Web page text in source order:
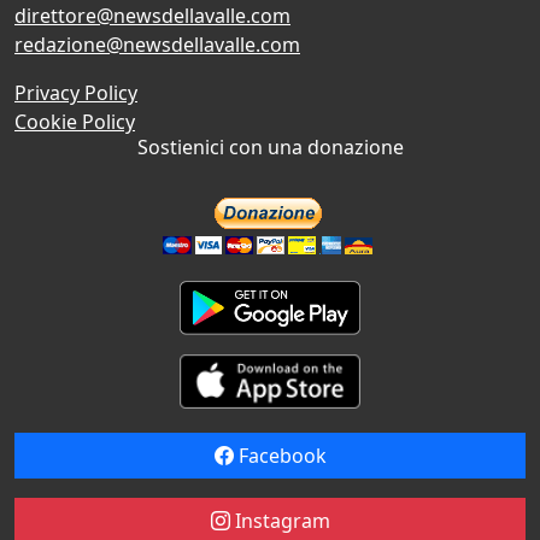
direttore@newsdellavalle.com
redazione@newsdellavalle.com
Privacy Policy
Cookie Policy
Sostienici con una donazione
Facebook
Instagram